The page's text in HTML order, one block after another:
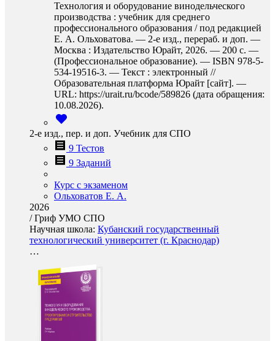
Технология и оборудование винодельческого
производства : учебник для среднего
профессионального образования / под редакцией
Е. А. Ольховатова. — 2-е изд., перераб. и доп. —
Москва : Издательство Юрайт, 2026. — 200 с. —
(Профессиональное образование). — ISBN 978-5-
534-19516-3. — Текст : электронный //
Образовательная платформа Юрайт [сайт]. —
URL: https://urait.ru/bcode/589826 (дата обращения:
10.08.2026).
2-е изд., пер. и доп. Учебник для СПО
9 Тестов
9 Заданий
Курс с экзаменом
Ольховатов Е. А.
2026
/Гриф УМО СПО
Научная школа: Кубанский государственный
технологический университет (г. Краснодар)
…